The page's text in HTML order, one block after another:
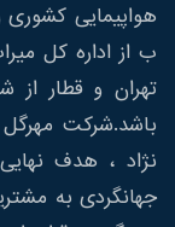
ب از اداره کل
تهران و قطار از
باشد.شرکت مهرگل
نژاد ، هدف
جهانگردی به